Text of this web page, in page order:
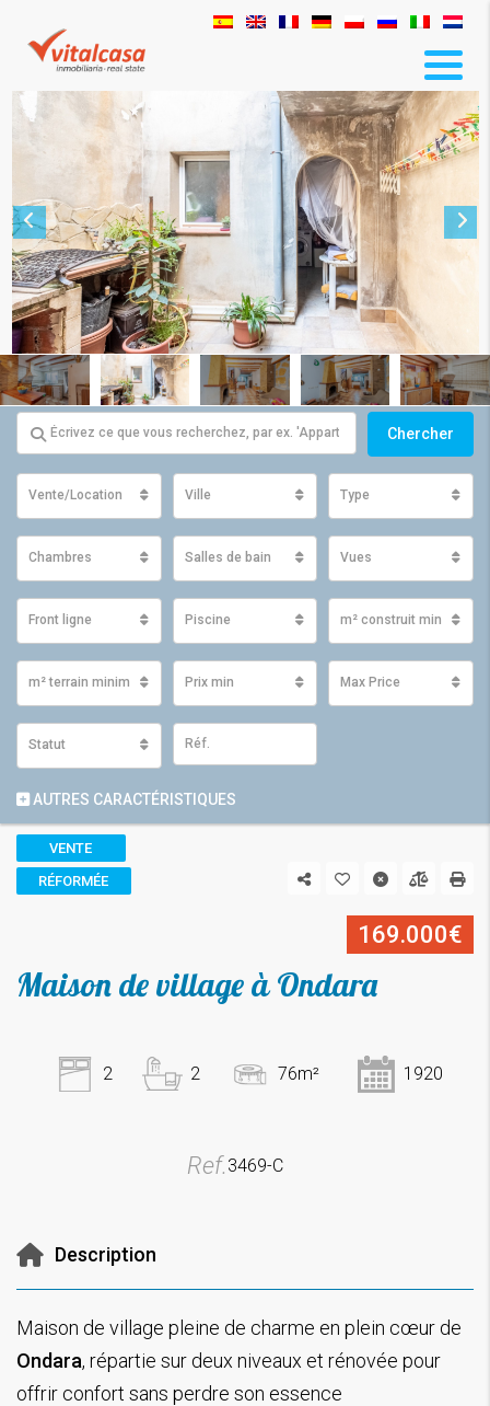
Chercher
Vente/Location Ville Type
Chambres Salles de bain Vues
Front ligne Piscine m² construit minimum
m² terrain minimum Prix ​​min Max Price
Statut
AUTRES CARACTÉRISTIQUES
VENTE
RÉFORMÉE
169.000€
Maison de village à Ondara
2 2 76m² 1920
Ref. 3469-C
Description
Maison de village pleine de charme en plein cœur de
Ondara, répartie sur deux niveaux et rénovée pour
offrir confort sans perdre son essence